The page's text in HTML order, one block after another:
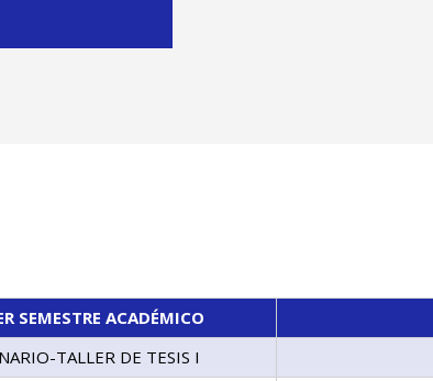
SEMESTRE ACADÉMICO
TALLER DE TESIS I